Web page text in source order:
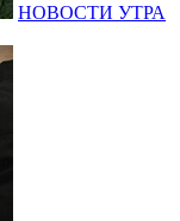
НОВОСТИ УТРА